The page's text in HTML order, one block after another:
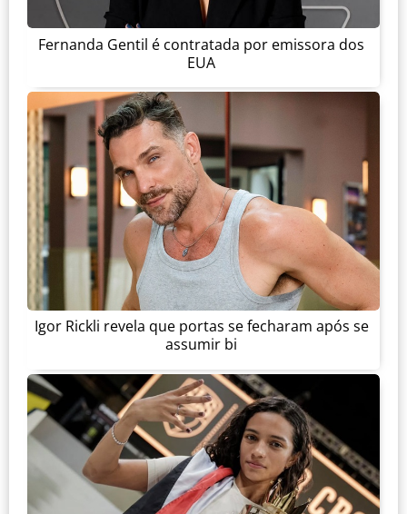
Fernanda Gentil é contratada por emissora dos
EUA
Igor Rickli revela que portas se fecharam após se
assumir bi